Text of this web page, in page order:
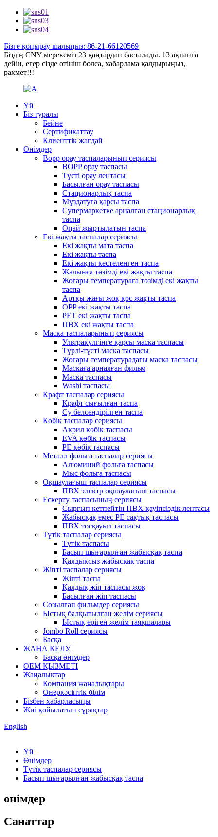
Бізге қоңырау шалыңыз: 86-21-66120569
Біздің CNY мерекеміз 23 қаңтардан басталады. 13 ақпанға
дейін, егер сізде өтініш болса, хабарлама қалдырыңыз,
рахмет!!!
Үй
Біз туралы
Бейне
Сертификаттау
Клиенттік жағдай
Өнімдер
Bopp орау таспаларының сериясы
BOPP орау таспасы
Түсті орау лентасы
Басылған орау таспасы
Стационарлық таспа
Мұздатуға қарсы таспа
Супермаркетке арналған стационарлық
таспа
Оңай жыртылатын таспа
Екі жақты таспалар сериясы
Екі жақты мата таспа
Екі жақты таспа
Екі жақты кестеленген таспа
Жалынға төзімді екі жақты таспа
Жоғары температураға төзімді екі жақты
таспа
Артқы жағы жоқ қос жақты таспа
OPP екі жақты таспа
PET екі жақты таспа
ПВХ екі жақты таспа
Маска таспаларының сериясы
Ультракүлгінге қарсы маска таспасы
Түрлі-түсті маска таспасы
Жоғары температурадағы маска таспасы
Маскаға арналған фильм
Маска таспасы
Washi таспасы
Крафт таспалар сериясы
Крафт сығылған таспа
Су белсендірілген таспа
Көбік таспалар сериясы
Акрил көбік таспасы
EVA көбік таспасы
PE көбік таспасы
Металл фольга таспалар сериясы
Алюминий фольга таспасы
Мыс фольга таспасы
Оқшаулағыш таспалар сериясы
ПВХ электр оқшаулағыш таспасы
Ескерту таспасының сериясы
Сырғып кетпейтін ПВХ қауіпсіздік лентасы
Жабысқақ емес PE сақтық таспасы
ПВХ тосқауыл таспасы
Түтік таспалар сериясы
Түтік таспасы
Басып шығарылған жабысқақ таспа
Қалдықсыз жабысқақ таспа
Жіпті таспалар сериясы
Жіпті таспа
Қалдық жіп таспасы жоқ
Басылған жіп таспасы
Созылған фильмдер сериясы
Ыстық балқытылған желім сериясы
Ыстық еріген желім таяқшалары
Jombo Roll сериясы
Басқа
ЖАҢА КЕЛУ
Басқа өнімдер
OEM ҚЫЗМЕТІ
Жаңалықтар
Компания жаңалықтары
Өнеркәсіптік білім
Бізбен хабарласыңы
Жиі қойылатын сұрақтар
English
Үй
Өнімдер
Түтік таспалар сериясы
Басып шығарылған жабысқақ таспа
өнімдер
Санаттар